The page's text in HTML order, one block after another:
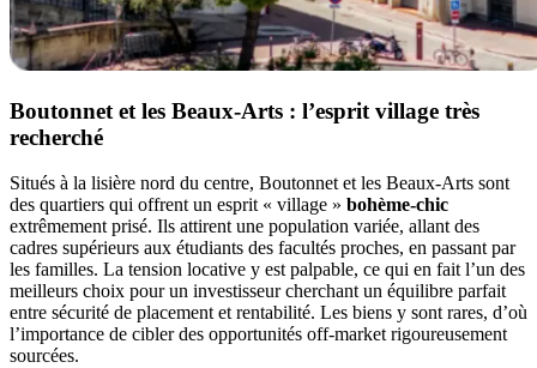
Boutonnet et les Beaux-Arts : l’esprit village très
recherché
Situés à la lisière nord du centre, Boutonnet et les Beaux-Arts sont
des quartiers qui offrent un esprit « village » bohème-chic
extrêmement prisé. Ils attirent une population variée, allant des
cadres supérieurs aux étudiants des facultés proches, en passant par
les familles. La tension locative y est palpable, ce qui en fait l’un des
meilleurs choix pour un investisseur cherchant un équilibre parfait
entre sécurité de placement et rentabilité. Les biens y sont rares, d’où
l’importance de cibler des opportunités off-market rigoureusement
sourcées.